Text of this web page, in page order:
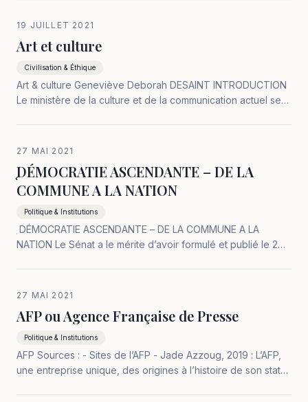
l’examen du…
19 JUILLET 2021
Art et culture
Civilisation & Éthique
Art & culture Geneviève Deborah DESAINT INTRODUCTION
Le ministère de la culture et de la communication actuel se
beaucoup d’efforts de…
27 MAI 2021
֤DÉMOCRATIE ASCENDANTE – DE LA
COMMUNE A LA NATION
Politique & Institutions
֤ DÉMOCRATIE ASCENDANTE – DE LA COMMUNE A LA
NATION Le Sénat a le mérite d’avoir formulé et publié le 2
NOUVELLE GÉNÉRATION DE LA DÉCENTRALISATION. Les…
27 MAI 2021
AFP ou Agence Française de Presse
Politique & Institutions
AFP Sources : - Sites de l’AFP - Jade Azzoug, 2019 : L’AFP,
une entreprise unique, des origines à l’histoire de son statut